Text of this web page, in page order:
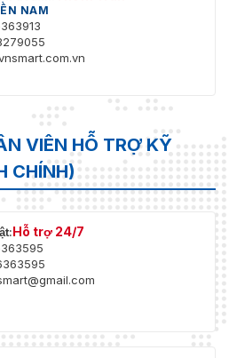
NAM
VIÊN HỖ TRỢ KỸ
CHÍNH)
Hỗ trợ 24/7